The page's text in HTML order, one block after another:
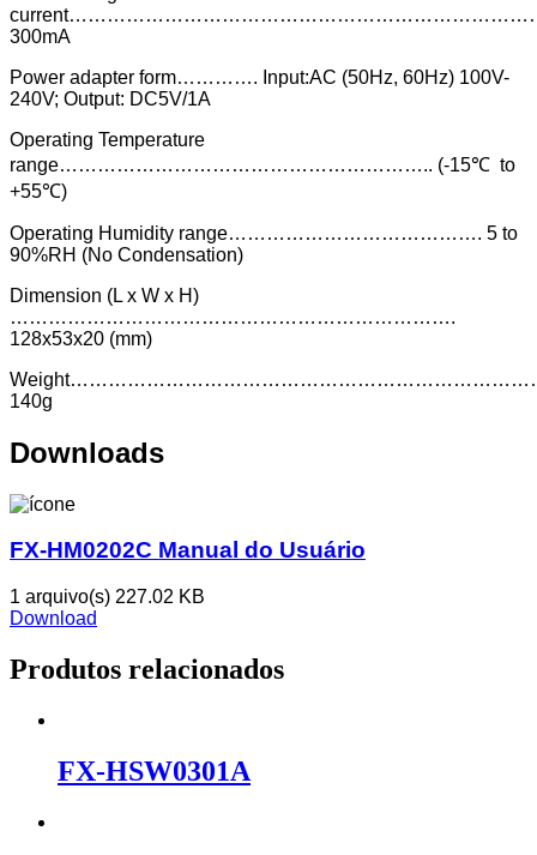
300mA
Power adapter form…………. Input:AC (50Hz, 60Hz) 100V-
240V; Output: DC5V/1A
Operating Temperature
range………………………………………………….. (-15℃ to
+55℃)
Operating Humidity range…………………………………. 5 to
90%RH (No Condensation)
Dimension (L x W x H)
…………………………………………………………….
128x53x20 (mm)
140g
Downloads
FX-HM0202C Manual do Usuário
1 arquivo(s) 227.02 KB
Download
Produtos relacionados
FX-HSW0301A